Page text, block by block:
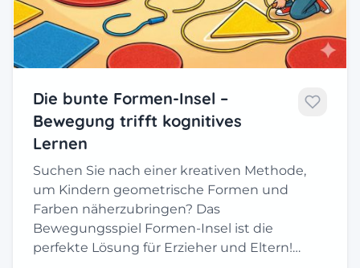
Die bunte Formen-Insel –
Bewegung trifft kognitives
Lernen
Suchen Sie nach einer kreativen Methode,
um Kindern geometrische Formen und
Farben näherzubringen? Das
Bewegungsspiel Formen-Insel ist die
perfekte Lösung für Erzieher und Eltern!…